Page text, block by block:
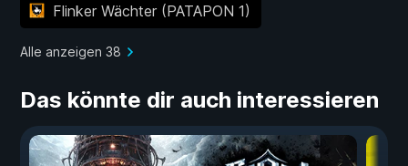
Flinker Wächter (PATAPON 1)
Alle anzeigen 38
Das könnte dir auch interessieren